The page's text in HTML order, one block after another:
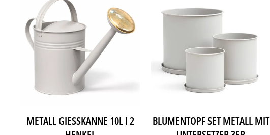
METALL GIESSKANNE 10L I 2 H
BLUMENTOPF SET METALL MIT